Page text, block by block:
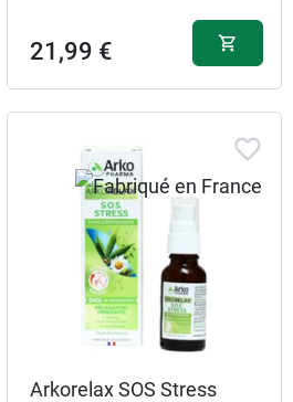
21,99 €
Arkorelax SOS Stress